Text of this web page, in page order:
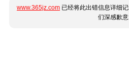
www.365jz.com 已经将此出错信息详细
们深感歉